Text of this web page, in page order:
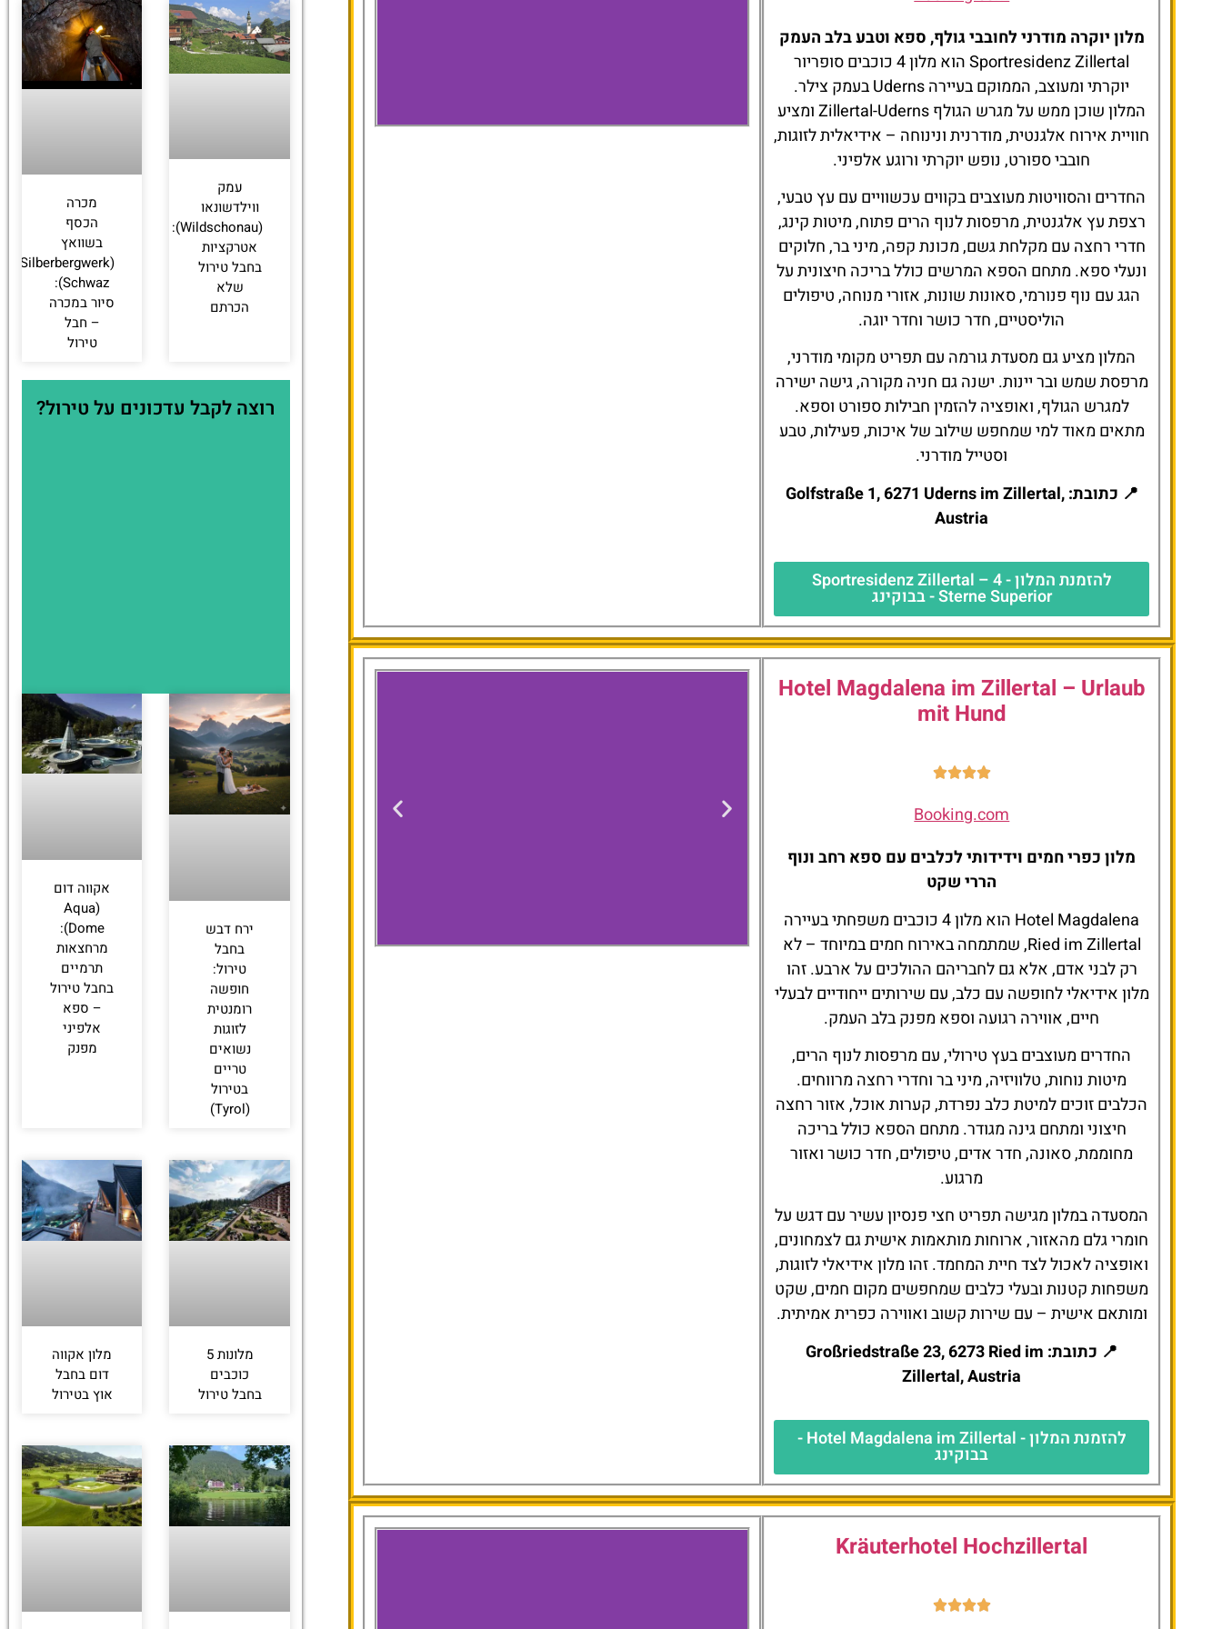
מלון יוקרה מודרני לחובבי גולף, ספא וטבע בלב העמק
Sportresidenz Zillertal הוא מלון 4 כוכבים סופריור
יוקרתי ומעוצב, הממוקם בעיירה Uderns בעמק צילר.
המלון שוכן ממש על מגרש הגולף Zillertal-Uderns ומציע
חוויית אירוח אלגנטית, מודרנית ונינוחה – אידיאלית לזוגות,
חובבי ספורט, נופש יוקרתי ורוגע אלפיני.
החדרים והסוויטות מעוצבים בקווים עכשוויים עם עץ טבעי,
רצפת עץ אלגנטית, מרפסות לנוף הרים פתוח, מיטות קינג,
חדרי רחצה עם מקלחת גשם, מכונת קפה, מיני בר, חלוקים
ונעלי ספא. מתחם הספא המרשים כולל בריכה חיצונית על
הגג עם נוף פנורמי, סאונות שונות, אזורי מנוחה, טיפולים
הוליסטיים, חדר כושר וחדר יוגה.
המלון מציע גם מסעדת גורמה עם תפריט מקומי מודרני,
מרפסת שמש ובר יינות. ישנה גם חניה מקורה, גישה ישירה
למגרש הגולף, ואופציה להזמין חבילות ספורט וספא.
מתאים מאוד למי שמחפש שילוב של איכות, פעילות, טבע
וסטייל מודרני.
📍 כתובת: Golfstraße 1, 6271 Uderns im Zillertal,
Austria
להזמנת המלון - Sportresidenz Zillertal – 4
Sterne Superior - בבוקינג
Sportresidenz Zillertal – 4
Sterne Superior
Hotel Magdalena im Zillertal – Urlaub
mit Hund
Booking.com
מלון כפרי חמים וידידותי לכלבים עם ספא רחב ונוף
הררי שקט
Hotel Magdalena הוא מלון 4 כוכבים משפחתי בעיירה
Ried im Zillertal, שמתמחה באירוח חמים במיוחד – לא
רק לבני אדם, אלא גם לחבריהם ההולכים על ארבע. זהו
מלון אידיאלי לחופשה עם כלב, עם שירותים ייחודיים לבעלי
חיים, אווירה רגועה וספא מפנק בלב העמק.
החדרים מעוצבים בעץ טירולי, עם מרפסות לנוף הרים,
מיטות נוחות, טלוויזיה, מיני בר וחדרי רחצה מרווחים.
הכלבים זוכים למיטת כלב נפרדת, קערות אוכל, אזור רחצה
חיצוני ומתחם גינה מגודר. מתחם הספא כולל בריכה
מחוממת, סאונה, חדר אדים, טיפולים, חדר כושר ואזור
מרגוע.
המסעדה במלון מגישה תפריט חצי פנסיון עשיר עם דגש על
חומרי גלם מהאזור, ארוחות מותאמות אישית גם לצמחונים,
ואופציה לאכול לצד חיית המחמד. זהו מלון אידיאלי לזוגות,
משפחות קטנות ובעלי כלבים שמחפשים מקום חמים, שקט
ומותאם אישית – עם שירות קשוב ואווירה כפרית אמיתית.
📍 כתובת: Großriedstraße 23, 6273 Ried im
Zillertal, Austria
להזמנת המלון - Hotel Magdalena im Zillertal -
בבוקינג
Hotel Magdalena
im Zillertal
Kräuterhotel Hochzillertal
עמק
ווילדשונאו
(Wildschonau):
אטרקציות
בחבל טירול
שלא
הכרתם
מכרה
הכסף
בשוואץ
(Silberbergwerk
Schwaz):
סיור במכרה
– חבל
טירול
רוצה לקבל עדכונים על טירול?
ירח דבש
בחבל
טירול:
חופשה
רומנטית
לזוגות
נשואים
טריים
בטירול
(Tyrol)
אקווה דום
(Aqua
Dome):
מרחצאות
תרמיים
בחבל טירול
– ספא
אלפיני
מפנק
מלונות 5
כוכבים
בחבל טירול
מלון אקווה
דום בחבל
אוץ בטירול